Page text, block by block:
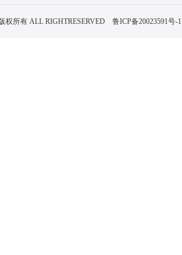
权所有 ALL RIGHTRESERVED 鲁ICP备20023591号-1